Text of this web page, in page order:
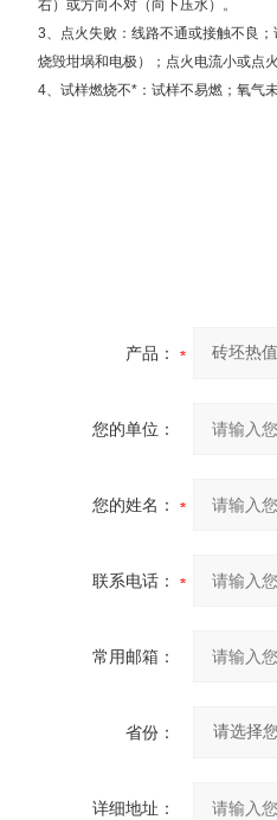
右）或方向不对（向下压水）。
3、点火失败：线路不通或接触不良
烧毁坩埚和电极）；点火电流小或点
4、试样燃烧不*：试样不易燃；氧气
产品：
您的单位：
您的姓名：
联系电话：
常用邮箱：
省份：
详细地址：